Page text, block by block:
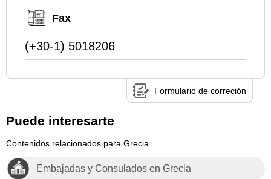
Fax
(+30-1) 5018206
Formulario de correción
Puede interesarte
Contenidos relacionados para Grecia.
Embajadas y Consulados en Grecia